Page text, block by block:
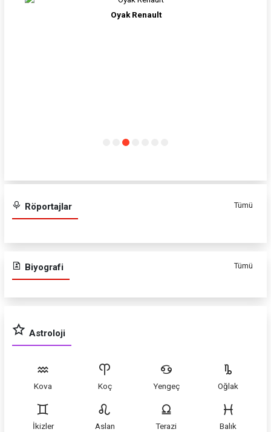
Toyota
Röportajlar Tümü
Biyografi Tümü
Astroloji
Kova Koç Yengeç Oğlak
İkizler Aslan Terazi Balık